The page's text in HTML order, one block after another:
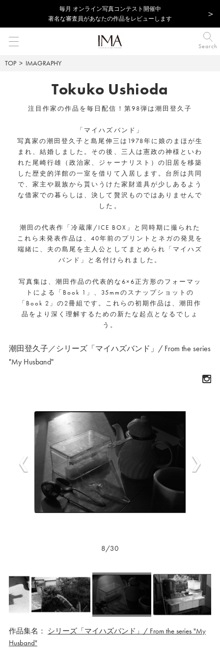
毎⽉ オンライン写真コンテスト開催中
著名な審査員があなたの作品をレビューします
Search
TOP IMAGRAPHY
Tokuko Ushioda
注目作家の作品を毎日配信！第98弾は潮田登久子
「マイハズバンド」
写真家の潮田登久子と島尾伸三は1978年に娘のまほが生
まれ、結婚しました。その後、三人は憲政の神様といわ
れた尾崎行雄（政治家、ジャーナリスト）の旧居を移築
した歴史的洋館の一室を借りて入居します。台所は共同
で、家主や親族から貰いうけた家財道具が少しあるよう
な借家での暮らしは、決して贅沢ものではありませんで
した。
潮田の代表作「冷蔵庫/ICE BOX」と同時期に撮られた
これら未発表作品は、40年前のプリントとネガの発見を
端緒に、夫の島尾を主人公としてまとめられ「マイハズ
バンド」と名付けられました。
写真集は、潮田作品の代表的な6×6正方形のフォーマッ
トによる「Book 1」、35mmのスナップショットの
「Book 2」の2冊組です。これらの初期作品は、潮田作
品をより深く理解するための新たな起点となるでしょ
う。
潮田登久子／シリーズ「マイハズバンド」/ From the series
"My Husband"
9/30
作品集名： シリーズ「マイハズバンド」/ From the series "My
Husband"